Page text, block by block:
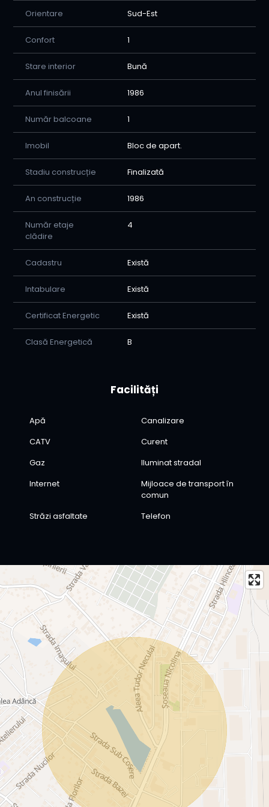
Orientare Sud-Est
Confort 1
Stare interior Bună
Anul finisării 1986
Număr balcoane 1
Imobil Bloc de apart.
Stadiu construcție Finalizată
An construcție 1986
Număr etaje
clădire
4
Cadastru Există
Intabulare Există
Certificat Energetic Există
Clasă Energetică B
Facilități
Apă
Canalizare
CATV
Curent
Gaz
Iluminat stradal
Internet
Mijloace de transport în
comun
Străzi asfaltate
Telefon